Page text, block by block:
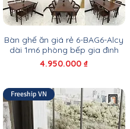
Bàn ghế ăn giá rẻ 6-BAG6-Alcy
dài 1m6 phòng bếp gia đình
Giá
4.950.000 ₫
Freeship VN